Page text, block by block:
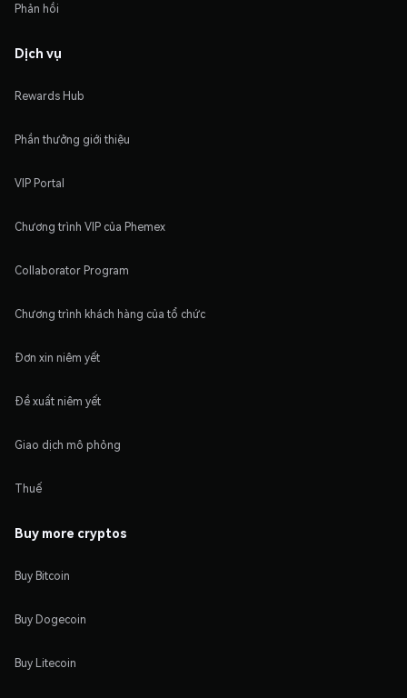
Phản hồi
Dịch vụ
Rewards Hub
Phần thưởng giới thiệu
VIP Portal
Chương trình VIP của Phemex
Collaborator Program
Chương trình khách hàng của tổ chức
Đơn xin niêm yết
Đề xuất niêm yết
Giao dịch mô phỏng
Thuế
Buy more cryptos
Buy Bitcoin
Buy Dogecoin
Buy Litecoin